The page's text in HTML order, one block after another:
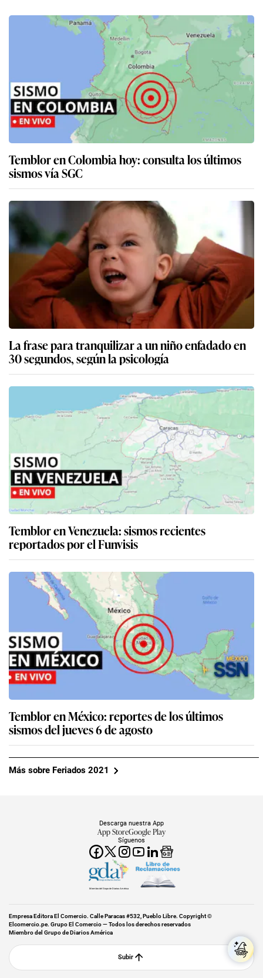
Temblor en Colombia hoy: consulta los últimos
sismos vía SGC
La frase para tranquilizar a un niño enfadado en
30 segundos, según la psicología
Temblor en Venezuela: sismos recientes
reportados por el Funvisis
Temblor en México: reportes de los últimos
sismos del jueves 6 de agosto
Más sobre Feriados 2021
Síguenos
Descarga nuestra App
App StoreGoogle Play
Miembro del Grupo de Diarios América
Empresa Editora El Comercio. Calle Paracas #532, Pueblo Libre. Copyright ©
Elcomercio.pe. Grupo El Comercio — Todos los derechos reservados
Miembro del Grupo de Diarios América
Subir